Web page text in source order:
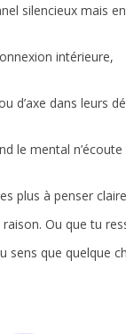
silencieux mais
intérieure,
d’axe dans leurs
le mental n’écoute
plus à penser
Ou que tu
sens que quelque